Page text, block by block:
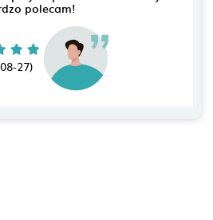
polecam!
27)